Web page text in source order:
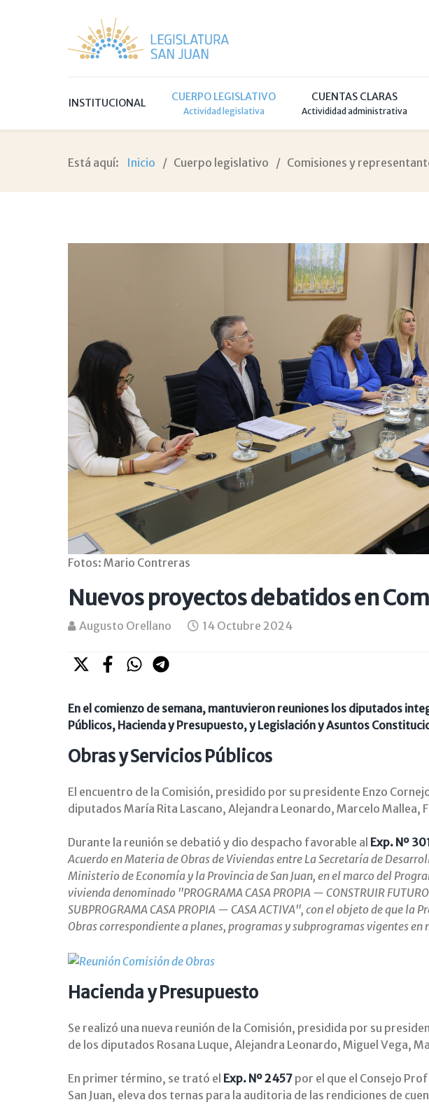
INSTITUCIONAL CUERPO LEGISLATIVO
Actividad legislativa
CUENTAS CLARAS
Activididad administrativa
Está aquí: Inicio Cuerpo legislativo Comisiones y
Fotos: Mario Contreras
Nuevos proyectos debatidos en
Augusto Orellano 14 Octubre 2024
En el comienzo de semana, mantuvieron reuniones los diputados
Públicos, Hacienda y Presupuesto, y Legislación y Asuntos
Obras y Servicios Públicos
El encuentro de la Comisión, presidido por su presidente Enzo
diputados María Rita Lascano, Alejandra Leonardo, Marcelo Mallea,
Durante la reunión se debatió y dio despacho favorable al Exp. Nº
Acuerdo en Materia de Obras de Viviendas entre La Secretaría de
Ministerio de Economía y la Provincia de San Juan, en el marco del
vivienda denominado "PROGRAMA CASA PROPIA — CONSTRUIR
SUBPROGRAMA CASA PROPIA — CASA ACTIVA", con el objeto de que
Obras correspondiente a planes, programas y subprogramas vigentes
Hacienda y Presupuesto
Se realizó una nueva reunión de la Comisión, presidida por su
de los diputados Rosana Luque, Alejandra Leonardo, Miguel Vega,
En primer término, se trató el Exp. Nº 2457 por el que el Consejo
San Juan, eleva dos ternas para la auditoria de las rendiciones de